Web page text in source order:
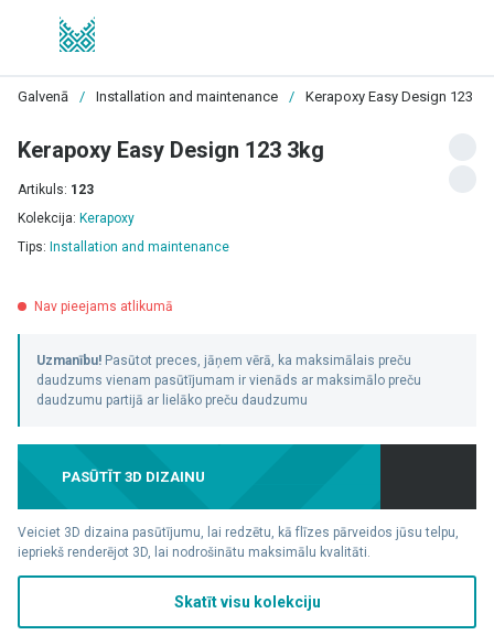
Galvenā / Installation and maintenance / Kerapoxy Easy Design 123
Kerapoxy Easy Design 123 3kg
Artikuls: 123
Kolekcija: Kerapoxy
Tips: Installation and maintenance
Nav pieejams atlikumā
Uzmanību! Pasūtot preces, jāņem vērā, ka maksimālais preču
daudzums vienam pasūtījumam ir vienāds ar maksimālo preču
daudzumu partijā ar lielāko preču daudzumu
PASŪTĪT 3D DIZAINU
Veiciet 3D dizaina pasūtījumu, lai redzētu, kā flīzes pārveidos jūsu telpu,
iepriekš renderējot 3D, lai nodrošinātu maksimālu kvalitāti.
Skatīt visu kolekciju